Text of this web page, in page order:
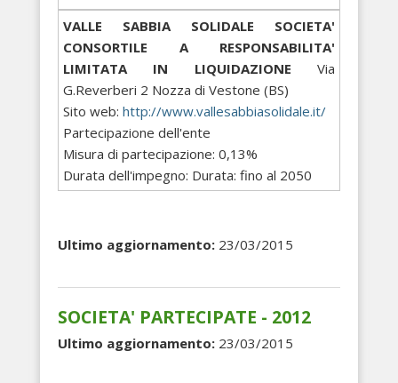
VALLE SABBIA SOLIDALE SOCIETA'
CONSORTILE A RESPONSABILITA'
LIMITATA IN LIQUIDAZIONE Via
G.Reverberi 2 Nozza di Vestone (BS)
Sito web: http://www.vallesabbiasolidale.it/
Partecipazione dell'ente
Misura di partecipazione: 0,13%
Durata dell'impegno: Durata: fino al 2050
Ultimo aggiornamento: 23/03/2015
SOCIETA' PARTECIPATE - 2012
Ultimo aggiornamento: 23/03/2015